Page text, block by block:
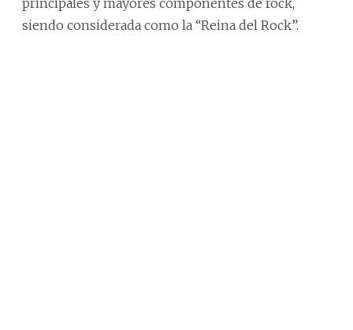
siendo considerada como la “Reina del Rock”.